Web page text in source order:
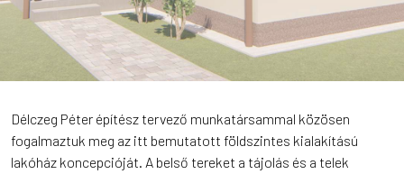
Délczeg Péter építész tervező munkatársammal közösen
fogalmaztuk meg az itt bemutatott földszintes kialakítású
lakóház koncepcióját. A belső tereket a tájolás és a telek